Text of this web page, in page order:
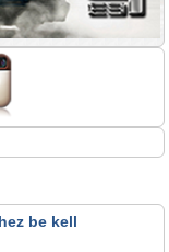
be kell